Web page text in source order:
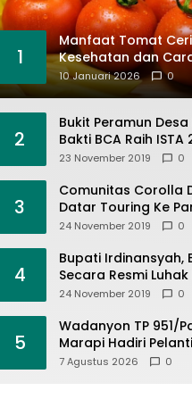
1
Manfaat Tomat
Kesehatan dan
Mengonsumsinya
10 Januari 2026 0
2
Bukit Peramun
Bakti BCA Raih ISTA
23 November 2019 0
3
Comunitas Corolla
Datar Touring Ke
24 November 2019 0
4
Bupati Irdinansyah,
Secara Resmi
Wirabraja
24 November 2019 0
5
Wadanyon TP 951/
Marapi Hadiri
PDAM Tirta Alami
7 Agustus 2026 0